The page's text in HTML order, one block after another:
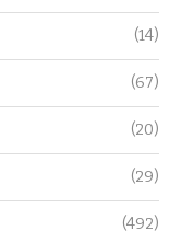
(14)
(67)
(20)
(29)
(492)